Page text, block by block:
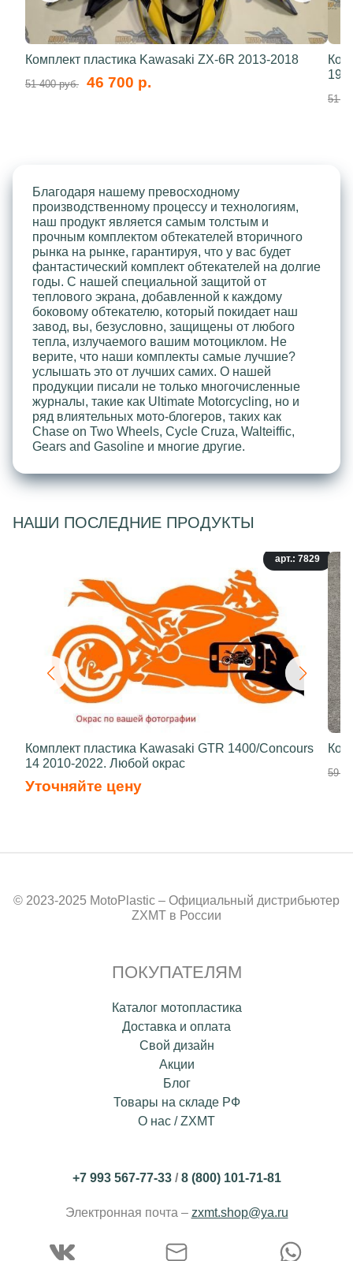
Комплект пластика Kawasaki ZX-6R 2013-2018
51 400 руб. 46 700 р.
51
Благодаря нашему превосходному
производственному процессу и технологиям,
наш продукт является самым толстым и
прочным комплектом обтекателей вторичного
рынка на рынке, гарантируя, что у вас будет
фантастический комплект обтекателей на долгие
годы. С нашей специальной защитой от
теплового экрана, добавленной к каждому
боковому обтекателю, который покидает наш
завод, вы, безусловно, защищены от любого
тепла, излучаемого вашим мотоциклом. Не
верите, что наши комплекты самые лучшие?
услышать это от лучших самих. О нашей
продукции писали не только многочисленные
журналы, такие как Ultimate Motorcycling, но и
ряд влиятельных мото-блогеров, таких как
Chase on Two Wheels, Cycle Cruza, Walteiffic,
Gears and Gasoline и многие другие.
НАШИ ПОСЛЕДНИЕ ПРОДУКТЫ
арт.: 7829
Комплект пластика Kawasaki GTR 1400/Concours
14 2010-2022. Любой окрас
Уточняйте цену
59
© 2023-2025 MotoPlastic – Официальный дистрибьютер
ZXMT в России
ПОКУПАТЕЛЯМ
Каталог мотопластика
Доставка и оплата
Свой дизайн
Акции
Блог
Товары на складе РФ
О нас / ZXMT
+7 993 567-77-33/8 (800) 101-71-81
Электронная почта – zxmt.shop@ya.ru